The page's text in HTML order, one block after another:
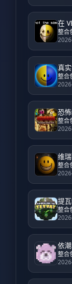
整合
整合
整合
整合
提
整合
整合